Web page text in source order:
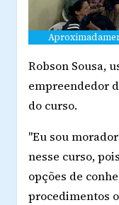
Robson Sousa,
empreendedor
do curso.
"Eu sou
nesse curso,
opções de
procedimentos